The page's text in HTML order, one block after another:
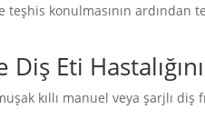
konulmasının ardından
Diş Eti
kıllı manuel veya şarjlı diş